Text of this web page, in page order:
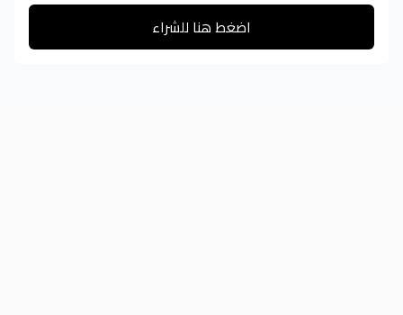
اضغط هنا للشراء